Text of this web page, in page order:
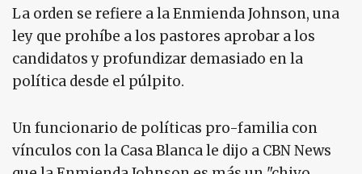
La orden se refiere a la Enmienda Johnson, una
ley que prohíbe a los pastores aprobar a los
candidatos y profundizar demasiado en la
política desde el púlpito.
Un funcionario de políticas pro-familia con
vínculos con la Casa Blanca le dijo a CBN News